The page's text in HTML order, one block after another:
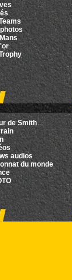
de Smith
audios
du monde